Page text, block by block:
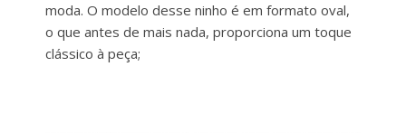
moda. O modelo desse ninho é em formato oval,
o que antes de mais nada, proporciona um toque
clássico à peça;